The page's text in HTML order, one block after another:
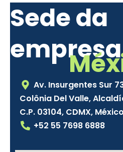
Sede da
empresa
Av. Insurgentes Sur
Colônia Del Valle,
C.P. 03104, CDMX, México
+52 55 7698 6888